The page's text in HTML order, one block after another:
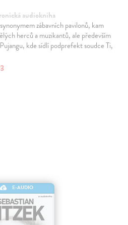
audiokniha
zábavních pavilonů, kam
herců a muzikantů, ale především
kde sídlí podprefekt soudce Ti,
E-AUDIO